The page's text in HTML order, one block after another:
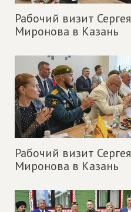
Рабочий визит Сергея
Миронова в Казань
Рабочий визит Сергея
Миронова в Казань